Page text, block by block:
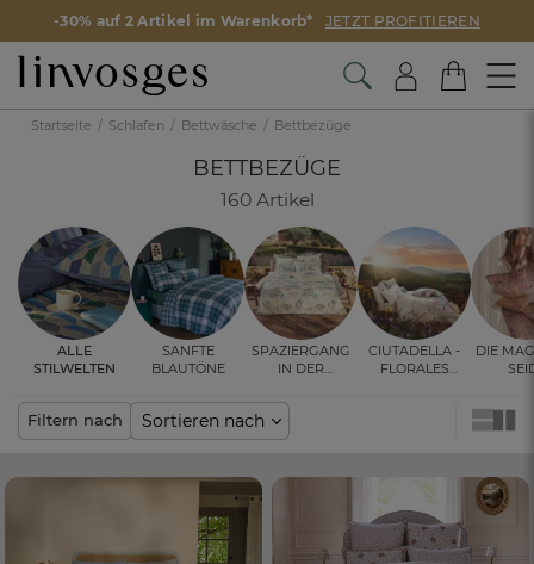
-30% auf 2 Artikel im Warenkorb* JETZT PROFITIEREN
Startseite Schlafen Bettwäsche Bettbezüge
BETTBEZÜGE
160 Artikel
Sanfte
Blautöne
Spaziergang
in der
Ciutadella -
Florales
Die
Alle
Stilwelten
Filtern nach Sortieren nach